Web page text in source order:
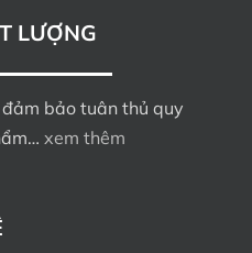
LƯỢNG
bảo tuân thủ quy
xem thêm